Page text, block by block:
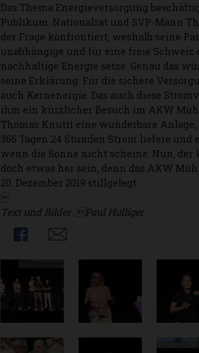
Das Thema Energieversorgung
Publikum. Nationalrat und SVP-Mann
der Frage konfrontiert, weshalb seine
unabhängige und für eine freie Schweiz
nachhaltige Energie setze. Genau das
seine Erklärung. Für die sichere
auch Kernenergie. Das auch diese
ihm ein kürzlicher Besuch im AKW
Thomas Knutti eine wunderbare
365 Tagen 24 Stunden Strom liefere und
wenn die Sonne nicht scheine. Nun,
doch etwas her sein, denn das AKW
20. Dezember 2019 stillgelegt.

Text und Bilder: Paul Hulliger
Share
Share